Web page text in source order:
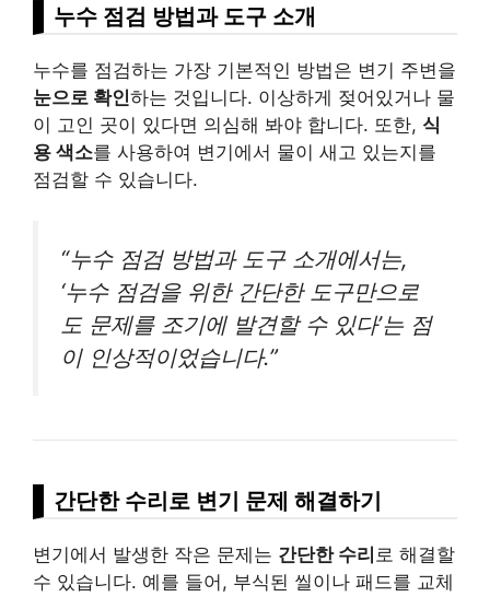
누수 점검 방법과 도구 소개
누수를 점검하는 가장 기본적인 방법은 변기 주변을
눈으로 확인하는 것입니다. 이상하게 젖어있거나 물
이 고인 곳이 있다면 의심해 봐야 합니다. 또한, 식
용 색소를 사용하여 변기에서 물이 새고 있는지를
점검할 수 있습니다.
“누수 점검 방법과 도구 소개에서는,
‘누수 점검을 위한 간단한 도구만으로
도 문제를 조기에 발견할 수 있다’는 점
이 인상적이었습니다.”
간단한 수리로 변기 문제 해결하기
변기에서 발생한 작은 문제는 간단한 수리 로 해결할
수 있습니다. 예를 들어, 부식된 씰이나 패드를 교체